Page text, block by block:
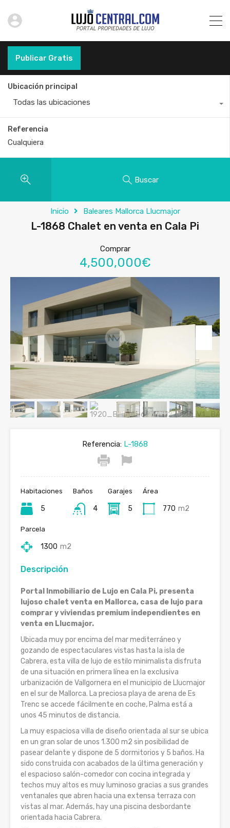
Publicar Gratis
Ubicación principal
Todas las ubicaciones
Referencia
Buscar
Inicio Baleares Mallorca Llucmajor
L-1868 Chalet en venta en Cala Pi
Comprar
4,500,000€
Referencia: L-1868
Habitaciones
5
Baños
4
Garajes
5
Área
770 m2
Parcela
1300 m2
Descripción
Portal Inmobiliario de Lujo en Cala Pi, presenta
lujoso chalet venta en Mallorca, casa de lujo para
comprar y viviendas premium independientes en
venta en Llucmajor.
Ubicada muy por encima del mar mediterráneo y
gozando de espectaculares vistas hasta la isla de
Cabrera, esta villa de lujo de estilo minimalista disfruta
de una situación en primera línea en la exclusiva
urbanización de Vallgornera en el municipio de Llucmajor
en el sur de Mallorca. La preciosa playa de arena de Es
Trenc se accede fácilmente en coche, Palma está a
unos 45 minutos de distancia.
La muy espaciosa villa de diseño orientada al sur se ubica
en un gran solar de unos 1.300 m2 sin posibilidad de
pasear delante y dispone de 5 dormitorios y 5 baños. Ha
sido construida con acabados de la última generación y
el espacioso salón-comedor con cocina integrada y
techos muy altos es muy luminoso gracias a sus grandes
ventanales que abren hacia una extensa terraza con
vistas al mar. Además, hay una piscina desbordante
orientada hacia Cabrera.